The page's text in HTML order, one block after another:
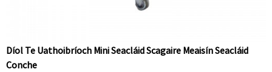
Díol Te Uathoibríoch Mini Seacláid Scagaire Meaisín Seacláid
Conche